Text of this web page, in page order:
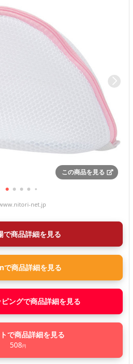
この商品を見る
net.jp
で商品詳細を見る
商品詳細を見る
ングで商品詳細を見る
で商品詳細を見る
508円